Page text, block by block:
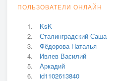
ПОЛЬЗОВАТЕЛИ ОНЛАЙН
KsK
Сталинградский Саша
Фёдорова Наталья
Ивлев Василий
Аркадий
id1102613840